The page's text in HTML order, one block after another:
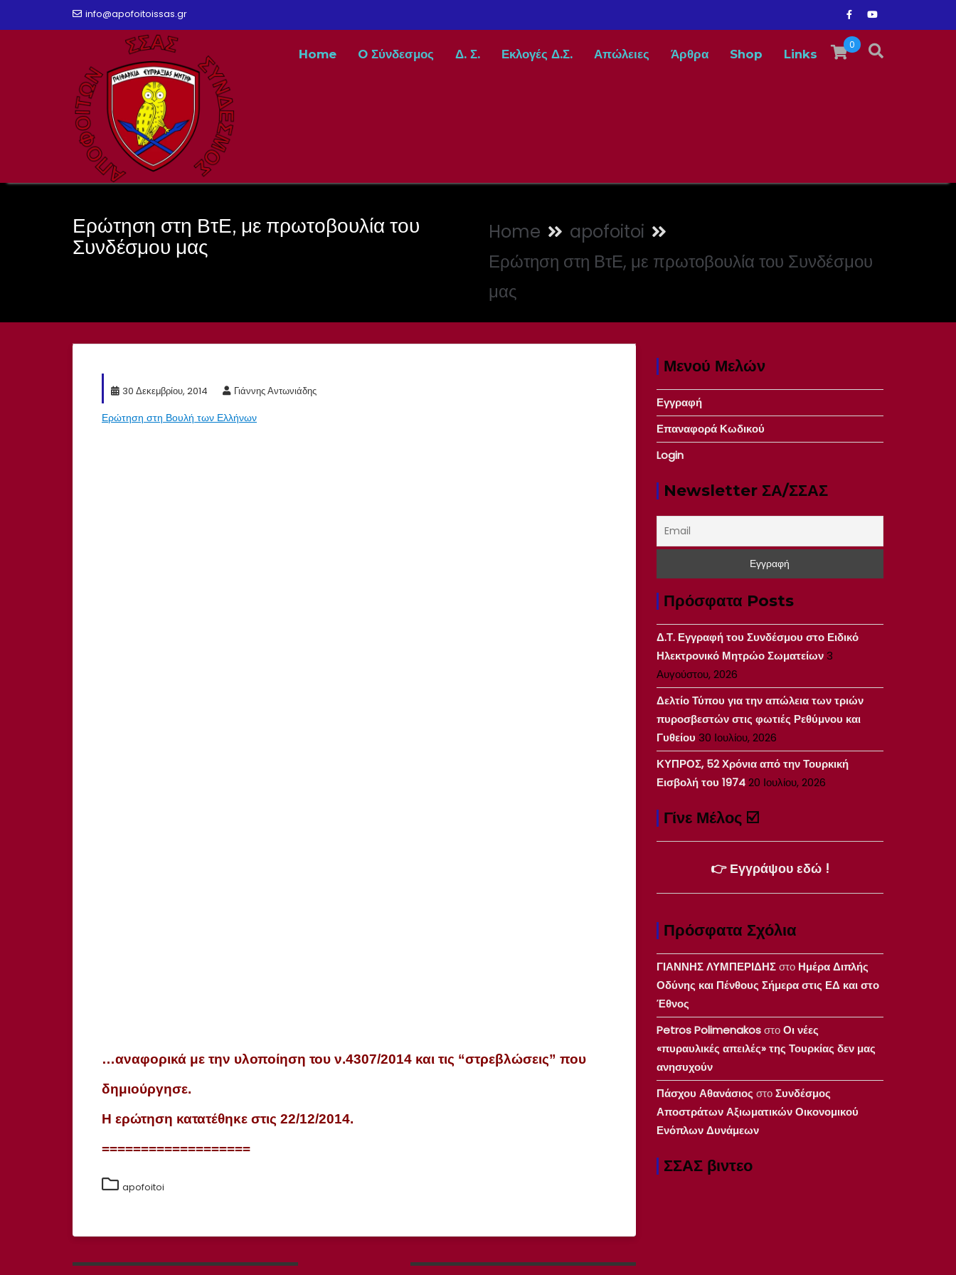
info@apofoitoissas.gr
0
Home O Σύνδεσμος Δ. Σ. Εκλογές Δ.Σ. Απώλειες Άρθρα Shop Links
Ερώτηση στη ΒτΕ, με πρωτοβουλία του
Συνδέσμου μας
Home
apofoitoi
Ερώτηση στη ΒτΕ, με πρωτοβουλία του Συνδέσμου
μας
30 Δεκεμβρίου, 2014 Γιάννης Αντωνιάδης
Ερώτηση στη Βουλή των Ελλήνων
…αναφορικά με την υλοποίηση του ν.4307/2014 και τις “στρεβλώσεις” που
δημιούργησε.
Η ερώτηση κατατέθηκε στις 22/12/2014.
===================
apofoitoi
Πλοήγηση
Μενού Μελών
Εγγραφή
Επαναφορά Κωδικού
Login
Newsletter ΣΑ/ΣΣΑΣ
Πρόσφατα Posts
Δ.Τ. Εγγραφή του Συνδέσμου στο Ειδικό
Ηλεκτρονικό Μητρώο Σωματείων3
Αυγούστου, 2026
Δελτίο Τύπου για την απώλεια των τριών
πυροσβεστών στις φωτιές Ρεθύμνου και
Γυθείου 30 Ιουλίου, 2026
ΚΥΠΡΟΣ, 52 Χρόνια από την Τουρκική
Εισβολή του 197420 Ιουλίου, 2026
Γίνε Μέλος ☑️
👉 Εγγράψου εδώ !
Πρόσφατα Σχόλια
ΓΙΑΝΝΗΣ ΛΥΜΠΕΡΙΔΗΣστο Ημέρα Διπλής
Οδύνης και Πένθους Σήμερα στις ΕΔ και στο
Έθνος
Petros PolimenakosστοΟι νέες
«πυραυλικές απειλές» της Τουρκίας δεν μας
ανησυχούν
Πάσχου Αθανάσιος στοΣυνδέσμος
Αποστράτων Αξιωματικών Οικονομικού
Ενόπλων Δυνάμεων
ΣΣΑΣ βιντεο